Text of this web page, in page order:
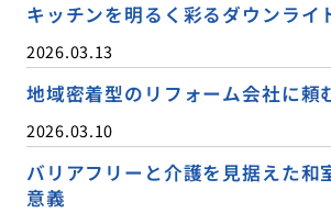
キッチンを明るく彩るダウンライ
2026.03.13
地域密着型のリフォーム会社に頼
2026.03.10
バリアフリーと介護を見据えた和
意義